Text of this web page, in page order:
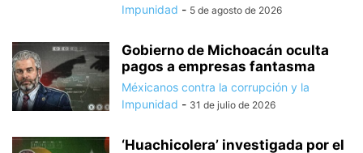
Impunidad - 5 de agosto de 2026
Gobierno de Michoacán oculta
pagos a empresas fantasma
Méxicanos contra la corrupción y la
Impunidad - 31 de julio de 2026
‘Huachicolera’ investigada por el